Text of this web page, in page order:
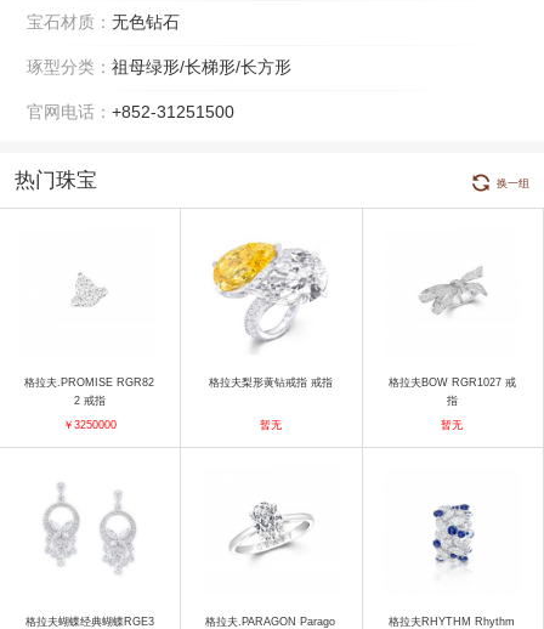
宝石材质： 无色钻石
琢型分类： 祖母绿形/长梯形/长方形
官网电话： +852-31251500
热门珠宝 换一组
格拉夫.PROMISE RGR82
2 戒指
￥3250000
格拉夫梨形黄钻戒指 戒指
暂无
格拉夫BOW RGR1027 戒
指
暂无
格拉夫蝴蝶经典蝴蝶RGE3 格拉夫.PARAGON Parago 格拉夫RHYTHM Rhythm